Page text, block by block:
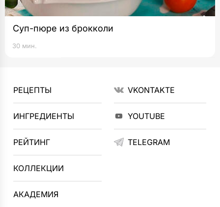
Суп-пюре из брокколи
30 мин.
РЕЦЕПТЫ
ИНГРЕДИЕНТЫ
РЕЙТИНГ
КОЛЛЕКЦИИ
АКАДЕМИЯ
VKONTAKTE
YOUTUBE
TELEGRAM